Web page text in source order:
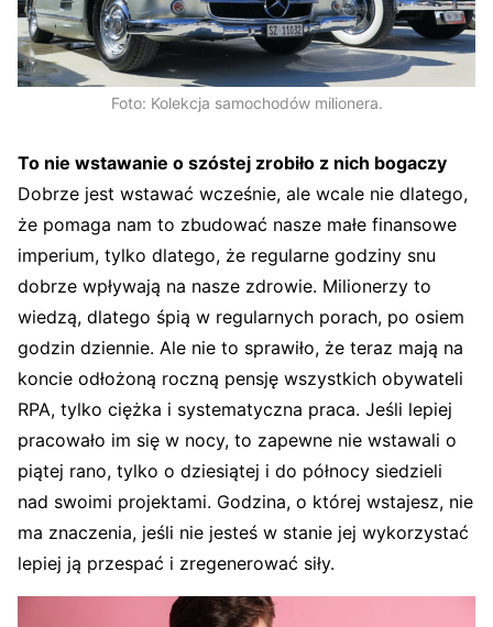
Foto: Kolekcja samochodów milionera.
To nie wstawanie o szóstej zrobiło z nich bogaczy
Dobrze jest wstawać wcześnie, ale wcale nie dlatego,
że pomaga nam to zbudować nasze małe finansowe
imperium, tylko dlatego, że regularne godziny snu
dobrze wpływają na nasze zdrowie. Milionerzy to
wiedzą, dlatego śpią w regularnych porach, po osiem
godzin dziennie. Ale nie to sprawiło, że teraz mają na
koncie odłożoną roczną pensję wszystkich obywateli
RPA, tylko ciężka i systematyczna praca. Jeśli lepiej
pracowało im się w nocy, to zapewne nie wstawali o
piątej rano, tylko o dziesiątej i do północy siedzieli
nad swoimi projektami. Godzina, o której wstajesz, nie
ma znaczenia, jeśli nie jesteś w stanie jej wykorzystać
lepiej ją przespać i zregenerować siły.